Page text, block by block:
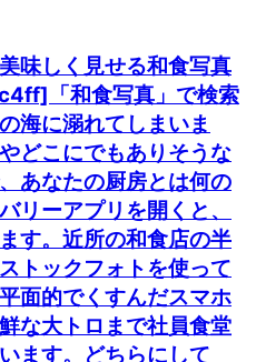
味しく見せる和食写真
「和食写真」で検索
海に溺れてしまいま
どこにでもありそうな
あなたの厨房とは何の
リーアプリを開くと、
す。近所の和食店の半
トックフォトを使って
面的でくすんだスマホ
な大トロまで社員食堂
ます。どちらにして